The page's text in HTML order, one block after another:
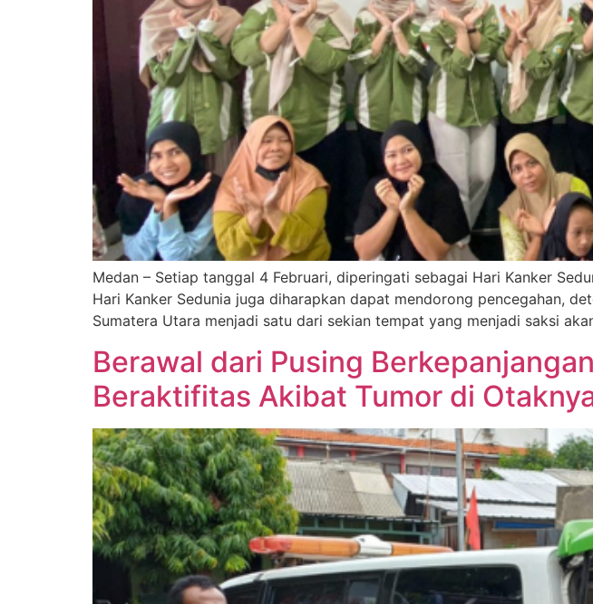
Medan – Setiap tanggal 4 Februari, diperingati sebagai Hari Kanker
Hari Kanker Sedunia juga diharapkan dapat mendorong pencegahan,
Sumatera Utara menjadi satu dari sekian tempat yang menjadi saksi
Berawal dari Pusing
Beraktifitas Akibat Tumor di